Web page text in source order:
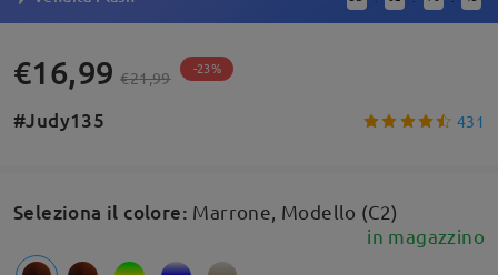
€16,99 €21,99 -23%
#Judy135 431
Seleziona il colore: Marrone, Modello (C2)
in magazzino